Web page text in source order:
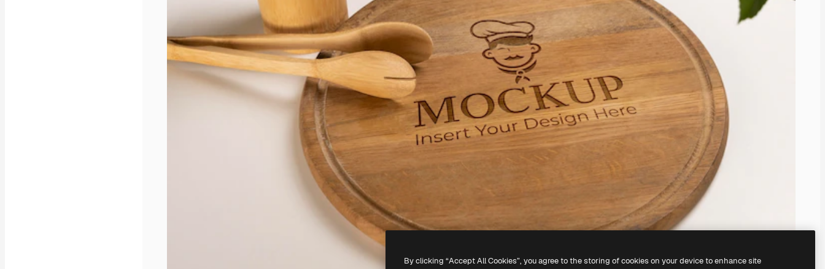
By clicking “Accept All Cookies”, you agree to the storing of cookies on your device to enhance site